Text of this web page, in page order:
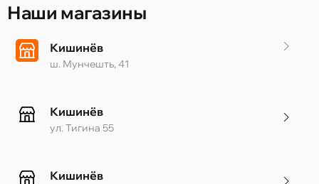
Наши магазины
Кишинёв
ш. Мунчешть, 41
Кишинёв
ул. Тигина 55
Кишинёв